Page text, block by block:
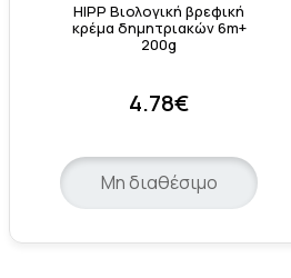
HIPP Βιολογική βρεφική
κρέμα δημητριακών 6m+
200g
4.78€
Μη διαθέσιμο